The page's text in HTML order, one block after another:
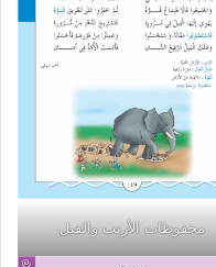
محفوظات الأرنب والفيل